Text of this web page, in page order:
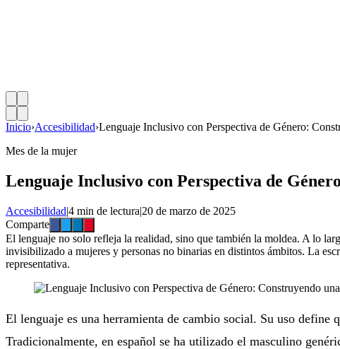
Inicio›Accesibilidad›Lenguaje Inclusivo con Perspectiva de Género:
Mes de la mujer
Lenguaje Inclusivo con Perspectiva de
Accesibilidad|4 min de lectura|20 de marzo de 2025
Comparte
El lenguaje no solo refleja la realidad, sino que también la moldea. A lo
invisibilizado a mujeres y personas no binarias en distintos ámbitos. La
representativa.
El lenguaje es una herramienta de cambio social. Su uso define
Tradicionalmente, en español se ha utilizado el masculino